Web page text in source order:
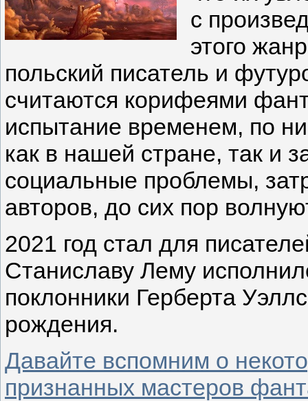
с
этого
польский писатель и
считаются корифеями
испытание временем, по
как в нашей стране, так и
социальные проблемы,
авторов, до сих пор
2021 год стал для
Станиславу Лему
поклонники Герберта
рождения.
Давайте вспомним о
признанных мастеров